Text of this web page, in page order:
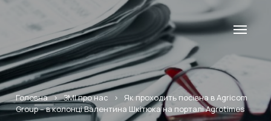
Головна>ЗМІ про нас > Як проходить посівна в Agricom
Group – в колонці Валентина Шкітюка на порталі Agrotimes